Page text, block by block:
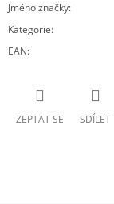
Jméno značky:
Kategorie:
EAN:
ZEPTAT SE SDÍLET